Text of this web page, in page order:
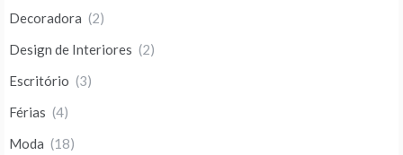
Decoradora (2)
Design de Interiores (2)
Escritório (3)
Férias (4)
Moda (18)